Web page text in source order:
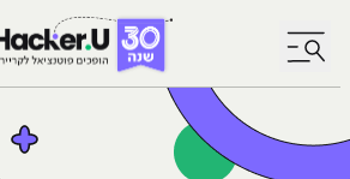
לחץ לפתיחת/סגירת תפריט